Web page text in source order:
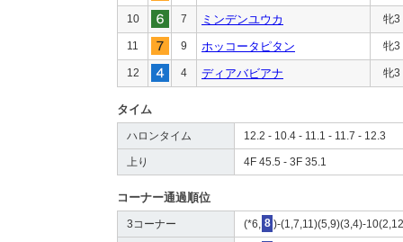
10 7 ミンデンユウカ 牝3
11 9 ホッコータピタン 牝3
12 4 ディアバビアナ 牝3
タイム
ハロンタイム 12.2 - 10.4 - 11.1 - 11.7 - 12.3
上り 4F 45.5 - 3F 35.1
コーナー通過順位
3コーナー (*6, 8 )-(1,7,11)(5,9)(3,4)-